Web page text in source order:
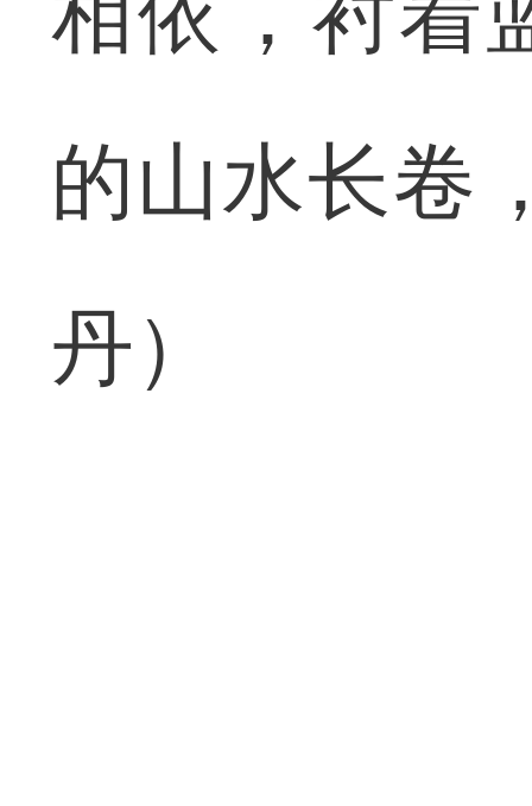
的山水长卷
丹）